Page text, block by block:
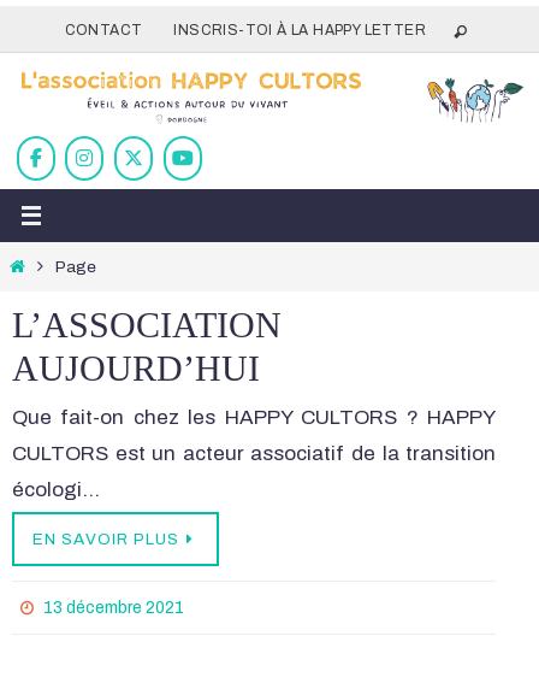
vers
contenu
CONTACT INSCRIS-TOI À LA HAPPY LETTER
HomePage
L’ASSOCIATION
AUJOURD’HUI
Que fait-on chez les HAPPY CULTORS ? HAPPY
CULTORS est un acteur associatif de la transition
écologi…
EN SAVOIR PLUS
13 décembre 2021